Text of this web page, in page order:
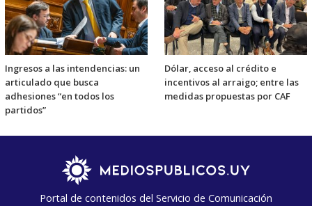
Ingresos a las intendencias: un
articulado que busca
adhesiones “en todos los
partidos”
Dólar, acceso al crédito e
incentivos al arraigo; entre las
medidas propuestas por CAF
Portal de contenidos del Servicio de Comunicación